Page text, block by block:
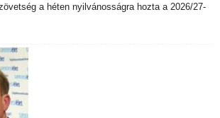
a héten nyilvánosságra hozta a 2026/27-